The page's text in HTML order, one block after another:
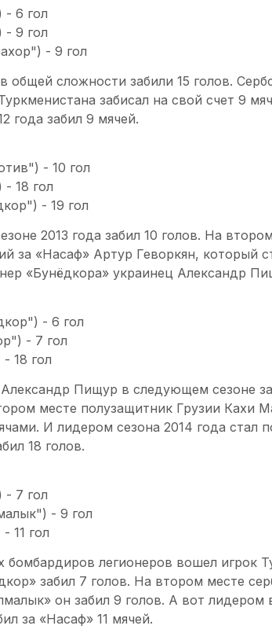
6 гол
- 9 гол
- 9 гол
общей сложности забили 15 голов.
забисал на свой счет 9
года забил 9 мячей.
- 10 гол
18 гол
- 19 гол
2013 года забил 10 голов. На
за «Насаф» Артур Геворкян, который
«Бунёдкора» украинец Александр
- 6 гол
- 7 гол
18 гол
Пищур в следующем сезоне
месте полузащитник Грузии Кахи
И лидером сезона 2014 года стал
18 голов.
- 7 гол
- 9 гол
11 гол
бомбардиров легионеров вошел игрок
забил 7 голов. На втором месте
он забил 9 голов. А вот лидером
за «Насаф» 11 мячей.